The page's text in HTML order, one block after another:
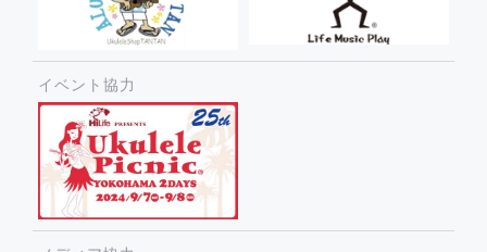
イベント協力